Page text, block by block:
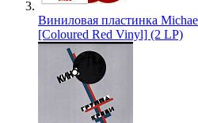
Виниловая пластинка
[Coloured Red Vinyl] (2 LP)